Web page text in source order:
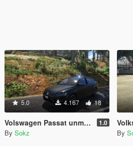
5.0 4.167 18
Volswagen Passat unmarked - bac police française [ ELS - Replace ] 1.0
By Sokz By